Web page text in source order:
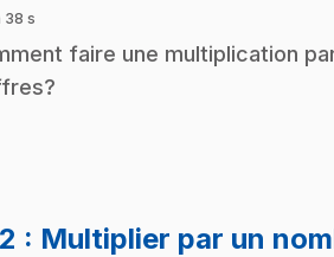
38 s
faire une multiplication
: Multiplier par un